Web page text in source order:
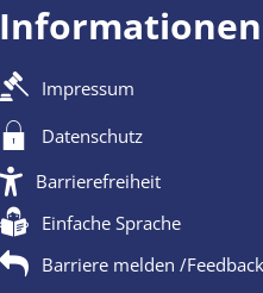
Informationen
Impressum
Datenschutz
Barrierefreiheit
Einfache Sprache
Barriere melden /